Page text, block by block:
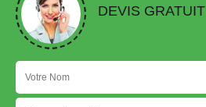
DEVIS GRATUIT